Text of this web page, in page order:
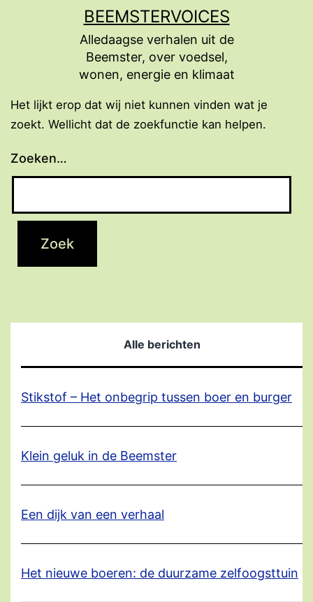
BEEMSTERVOICES
Alledaagse verhalen uit de
Beemster, over voedsel,
wonen, energie en klimaat
Het lijkt erop dat wij niet kunnen vinden wat je
zoekt. Wellicht dat de zoekfunctie kan helpen.
Zoeken…
Alle berichten
Stikstof – Het onbegrip tussen boer en burger
Klein geluk in de Beemster
Een dijk van een verhaal
Het nieuwe boeren: de duurzame zelfoogsttuin